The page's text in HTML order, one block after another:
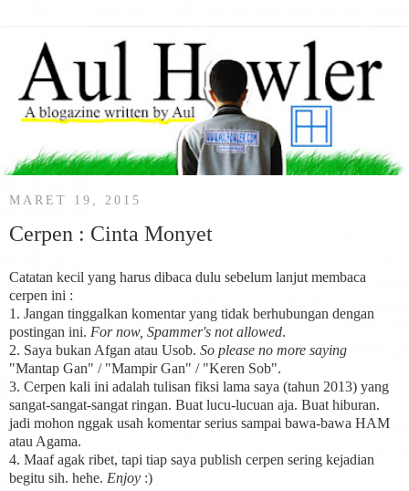
MARET 19, 2015
Cerpen : Cinta Monyet
Catatan kecil yang harus dibaca dulu sebelum lanjut membaca
cerpen ini :
1. Jangan tinggalkan komentar yang tidak berhubungan dengan
postingan ini. For now, Spammer's not allowed.
2. Saya bukan Afgan atau Usob. So please no more saying
"Mantap Gan" / "Mampir Gan" / "Keren Sob".
3. Cerpen kali ini adalah tulisan fiksi lama saya (tahun 2013) yang
sangat-sangat-sangat ringan. Buat lucu-lucuan aja. Buat hiburan.
jadi mohon nggak usah komentar serius sampai bawa-bawa HAM
atau Agama.
4. Maaf agak ribet, tapi tiap saya publish cerpen sering kejadian
begitu sih. hehe. Enjoy :)